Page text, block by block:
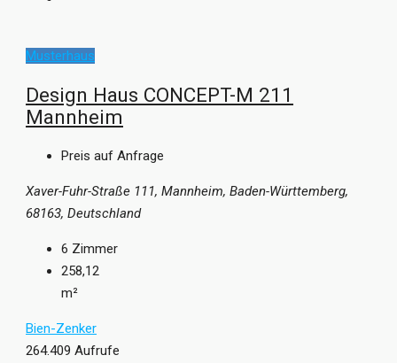
Gesamtkonzept vereint. Das bedeutet: ”
Haus”
, wo Ihre Vorstellungen verwirklicht werden!
Musterhaus
Design Haus CONCEPT-M 211
Mannheim
Preis auf Anfrage
Xaver-Fuhr-Straße 111, Mannheim, Baden-Württemberg,
68163, Deutschland
6 Zimmer
258,12
m²
Bien-Zenker
264.409 Aufrufe